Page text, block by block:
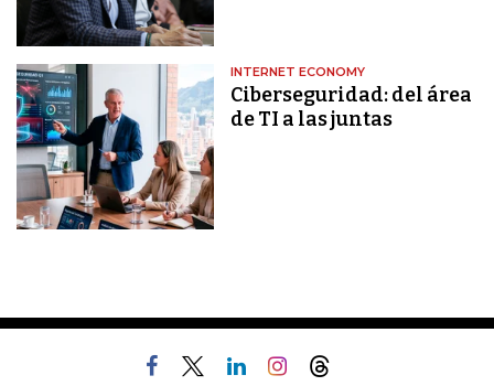
INTERNET ECONOMY
Ciberseguridad: del área
de TI a las juntas